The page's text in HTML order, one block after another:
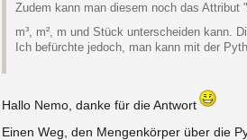
Zudem kann man diesem noch das
m³, m², m und Stück unterscheiden kann.
Ich befürchte jedoch, man kann mit der
Hallo Nemo, danke für die Antwort
Einen Weg, den Mengenkörper über die